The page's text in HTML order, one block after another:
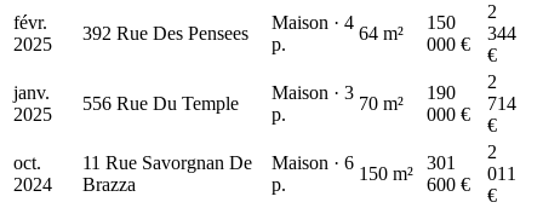
févr.
2025
392 Rue Des Pensees
Maison · 4
p.
64 m²
150
000 €
2
344
€
janv.
2025
556 Rue Du Temple
Maison · 3
p.
70 m²
190
000 €
2
714
€
oct.
2024
11 Rue Savorgnan De
Brazza
Maison · 6
p.
150 m²
301
600 €
2
011
€